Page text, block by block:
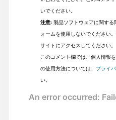
いでください。
注意:製品ソフトウェアに関する
ォームを使用しないでください。
サイトにアクセスしてください。
このコメント欄では、個人情報
の使用方法については、
プライ
い。